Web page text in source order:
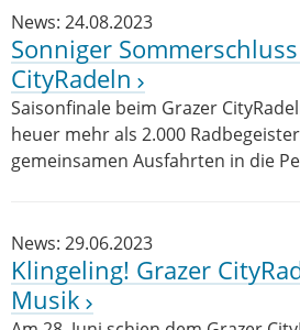
News: 24.08.2023
Sonniger
CityRadeln
Saisonfinale beim Grazer
heuer mehr als 2.000
gemeinsamen Ausfahrten in die
News: 29.06.2023
Klingeling! Grazer
Musik